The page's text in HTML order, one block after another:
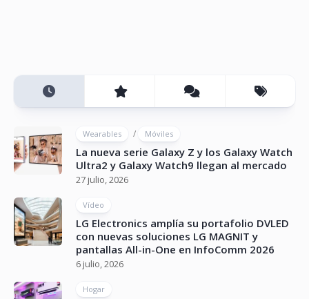
Wearables / Móviles
La nueva serie Galaxy Z y los Galaxy Watch
Ultra2 y Galaxy Watch9 llegan al mercado
27 julio, 2026
Vídeo
LG Electronics amplía su portafolio DVLED
con nuevas soluciones LG MAGNIT y
pantallas All-in-One en InfoComm 2026
6 julio, 2026
Hogar